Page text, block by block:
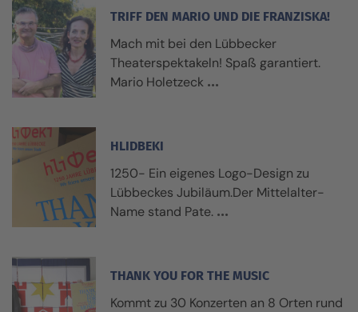
TRIFF DEN MARIO UND DIE FRANZISKA!
Mach mit bei den Lübbecker
Theaterspektakeln! Spaß garantiert.
Mario Holetzeck
HLIDBEKI
1250- Ein eigenes Logo-Design zu
Lübbeckes Jubiläum.Der Mittelalter-
Name stand Pate.
THANK YOU FOR THE MUSIC
Kommt zu 30 Konzerten an 8 Orten rund